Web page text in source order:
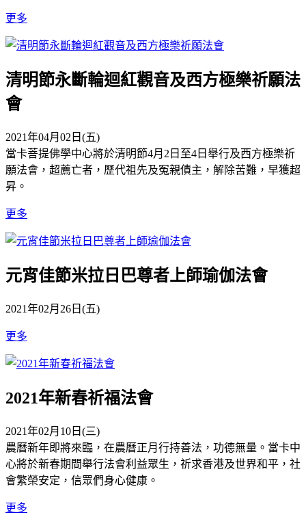
更多
清明節永斷輪迴紅觀音及西方極樂祈願法
會
2021年04月02日(五)
當卡菩提佛學中心將於清明節4月2日至4日舉行及西方極樂祈
願法會，超薦亡者，歷代祖先及冤親債主，解除苦難，早獲超
昇。
更多
元宵佳節米拉日巴尊者上師瑜伽法會
2021年02月26日(五)
更多
2021年新春祈福法會
2021年02月10日(三)
農曆新年即將來臨，在農曆正月行持善法，功德無量。當卡中
心將於新春期間舉行法會利益眾生，祈求香港及世界和平，社
會繁榮安定，信眾們身心健康。
更多